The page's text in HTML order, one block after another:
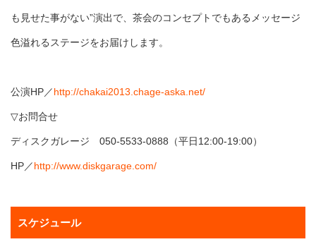
も見せた事がない”演出で、茶会のコンセプトでもあるメッセージ
色溢れるステージをお届けします。
公演HP／http://chakai2013.chage-aska.net/
▽お問合せ
ディスクガレージ 050-5533-0888（平日12:00-19:00）
HP／http://www.diskgarage.com/
スケジュール